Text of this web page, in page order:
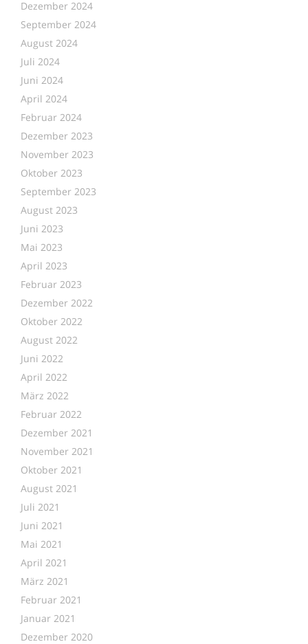
Dezember 2024
September 2024
August 2024
Juli 2024
Juni 2024
April 2024
Februar 2024
Dezember 2023
November 2023
Oktober 2023
September 2023
August 2023
Juni 2023
Mai 2023
April 2023
Februar 2023
Dezember 2022
Oktober 2022
August 2022
Juni 2022
April 2022
März 2022
Februar 2022
Dezember 2021
November 2021
Oktober 2021
August 2021
Juli 2021
Juni 2021
Mai 2021
April 2021
März 2021
Februar 2021
Januar 2021
Dezember 2020